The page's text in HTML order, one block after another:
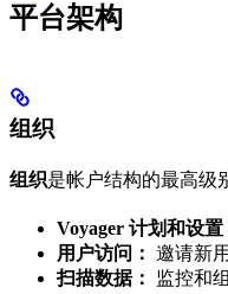
平台架构
组织
组织是帐户结构的最高级
Voyager 计划和设置
用户访问： 邀请新
扫描数据：
监控和